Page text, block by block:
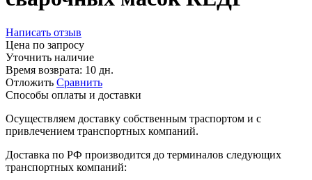
Написать отзыв
Цена по запросу
Уточнить наличие
Время возврата: 10 дн.
Отложить Сравнить
Способы оплаты и доставки
Осуществляем доставку собственным траспортом и с
привлечением транспортных компаний.
Доставка по РФ производится до терминалов следующих
транспортных компаний: